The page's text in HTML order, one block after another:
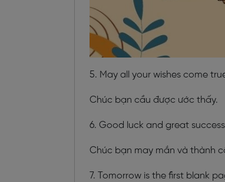
5. May all your wishes come
Chúc bạn cầu được ước thấy.
6. Good luck and great
Chúc bạn may mắn và thành
7. Tomorrow is the first blank